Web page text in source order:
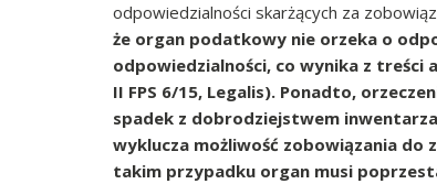
odpowiedzialności skarżących za
że organ podatkowy nie orzeka o
odpowiedzialności, co wynika z treści
II FPS 6/15, Legalis). Ponadto,
spadek z dobrodziejstwem
wyklucza możliwość zobowiązania do
takim przypadku organ musi